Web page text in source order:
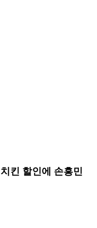
킨 할인에 손흥민